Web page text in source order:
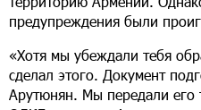
предупреждения были
«Хотя мы убеждали тебя
сделал этого. Документ
Арутюнян. Мы передали его